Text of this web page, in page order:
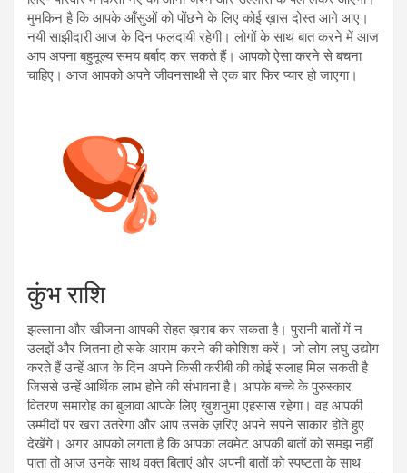
मुमकिन है कि आपके आँसुओं को पोंछने के लिए कोई ख़ास दोस्त आगे आए।
नयी साझीदारी आज के दिन फलदायी रहेगी। लोगों के साथ बात करने में आज
आप अपना बहुमूल्य समय बर्बाद कर सकते हैं। आपको ऐसा करने से बचना
चाहिए। आज आपको अपने जीवनसाथी से एक बार फिर प्यार हो जाएगा।
कुंभ राशि
झल्लाना और खीजना आपकी सेहत ख़राब कर सकता है। पुरानी बातों में न
उलझें और जितना हो सके आराम करने की कोशिश करें। जो लोग लघु उद्योग
करते हैं उन्हें आज के दिन अपने किसी करीबी की कोई सलाह मिल सकती है
जिससे उन्हें आर्थिक लाभ होने की संभावना है। आपके बच्चे के पुरुस्कार
वितरण समारोह का बुलावा आपके लिए ख़ुशनुमा एहसास रहेगा। वह आपकी
उम्मीदों पर खरा उतरेगा और आप उसके ज़रिए अपने सपने साकार होते हुए
देखेंगे। अगर आपको लगता है कि आपका लवमेट आपकी बातों को समझ नहीं
पाता तो आज उनके साथ वक्त बिताएं और अपनी बातों को स्पष्टता के साथ